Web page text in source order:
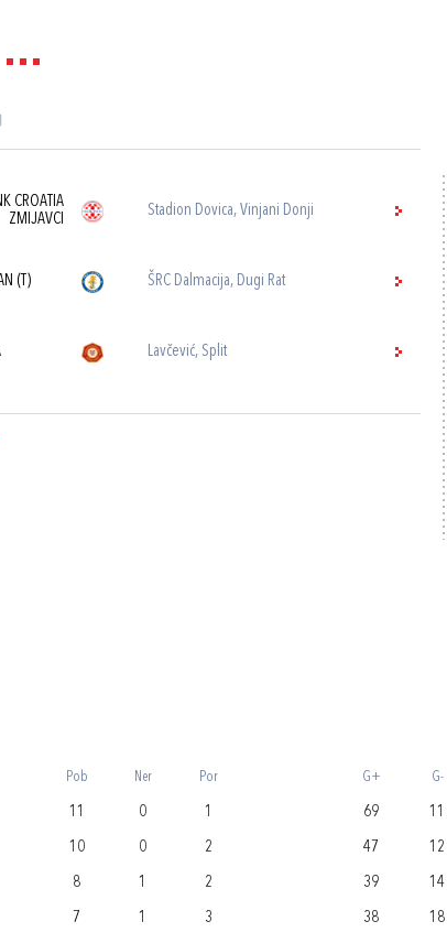
CROATIA
ZMIJAVCI
Stadion Dovica, Vinjani Donji
(T) ŠRC Dalmacija, Dugi Rat
Lavčević, Split
Pob Ner Por G+ G-
11 0 1 69 11
10 0 2 47 12
8 1 2 39 14
7 1 3 38 18